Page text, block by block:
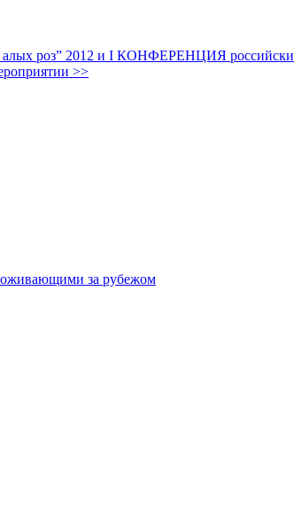
роз” 2012 и I КОНФЕРЕНЦИЯ российских
>>
за рубежом